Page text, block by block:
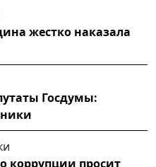
жестко наказала
Госдумы:
коррупции просит